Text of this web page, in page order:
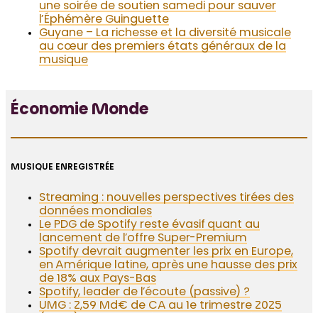
une soirée de soutien samedi pour sauver
l’Éphémère Guinguette
Guyane – La richesse et la diversité musicale
au cœur des premiers états généraux de la
musique
Économie Monde
MUSIQUE ENREGISTRÉE
Streaming : nouvelles perspectives tirées des
données mondiales
Le PDG de Spotify reste évasif quant au
lancement de l’offre Super-Premium
Spotify devrait augmenter les prix en Europe,
en Amérique latine, après une hausse des prix
de 18% aux Pays-Bas
Spotify, leader de l’écoute (passive) ?
UMG : 2,59 Md€ de CA au 1e trimestre 2025